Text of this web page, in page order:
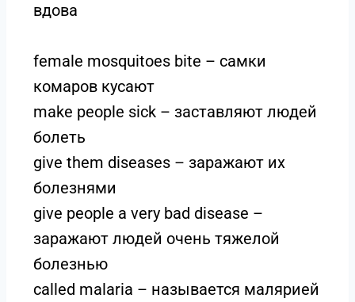
вдова
female mosquitoes bite – самки
комаров кусают
make people sick – заставляют людей
болеть
give them diseases – заражают их
болезнями
give people a very bad disease –
заражают людей очень тяжелой
болезнью
called malaria – называется малярией